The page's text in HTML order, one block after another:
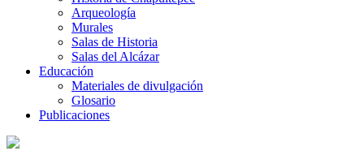
Arqueología
Murales
Salas de Historia
Salas del Alcázar
Educación
Materiales de divulgación
Glosario
Publicaciones